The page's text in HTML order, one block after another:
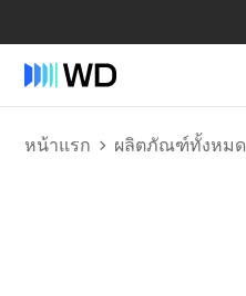
หน้าแรก ผลิตภัณฑ์ทั้งหมด